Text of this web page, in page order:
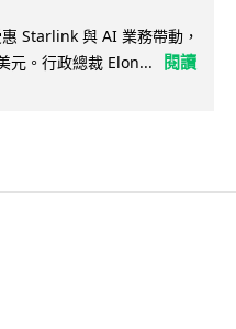
Starlink 與 AI 業務帶動，
元。行政總裁 Elon...
閱讀